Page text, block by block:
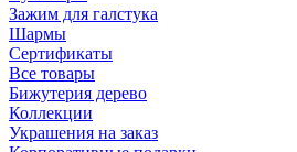
Зажим для галстука
Шармы
Сертификаты
Все товары
Бижутерия дерево
Коллекции
Украшения на заказ